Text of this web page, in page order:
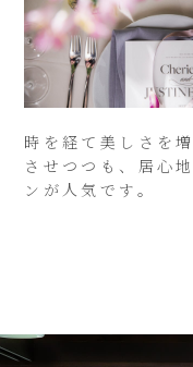
時を経て美しさを
させつつも、居心
ンが人気です。